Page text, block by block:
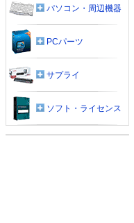
パソコン・周辺機器
PCパーツ
サプライ
ソフト・ライセンス